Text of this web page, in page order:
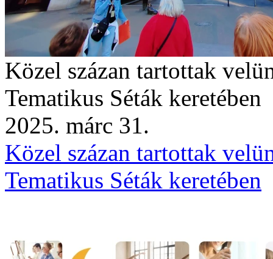
Közel százan tartottak
Tematikus Séták keretében
2025. márc 31.
Közel százan tartottak
Tematikus Séták keretében